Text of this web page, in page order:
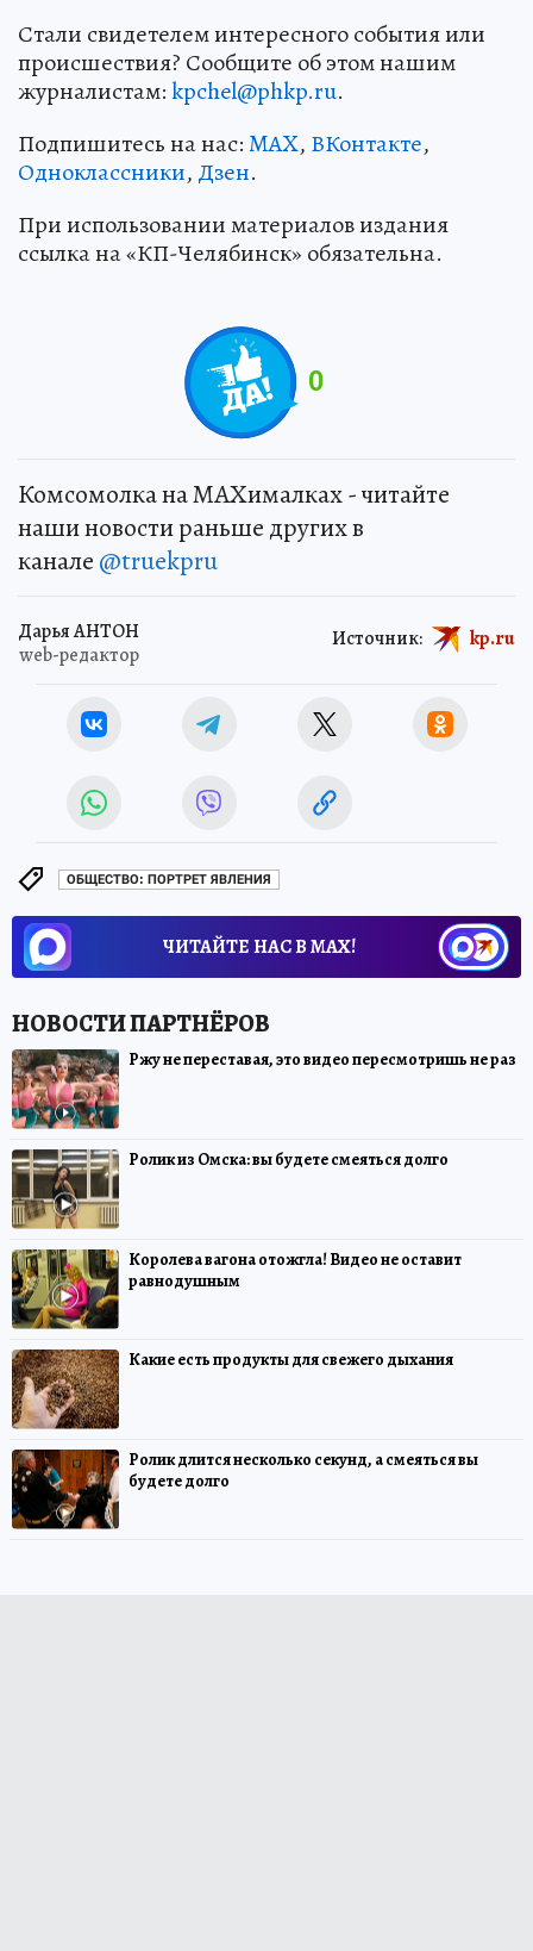
Стали свидетелем интересного события или
происшествия? Сообщите об этом нашим
журналистам:kpchel@phkp.ru.
Подпишитесь на нас:MAX, ВКонтакте,
Одноклассники, Дзен.
При использовании материалов издания
ссылка на «КП-Челябинск» обязательна.
0
Комсомолка на MAXималках - читайте
наши новости раньше других в
канале @truekpru
Дарья АНТОН
web-редактор
Источник: kp.ru
ОБЩЕСТВО: ПОРТРЕТ ЯВЛЕНИЯ
ЧИТАЙТЕ НАС В МАХ!
Ржу не переставая, это видео пересмотришь не раз
Ролик из Омска: вы будете смеяться долго
Королева вагона отожгла! Видео не оставит
равнодушным
Какие есть продукты для свежего дыхания
Ролик длится несколько секунд, а смеяться вы
будете долго